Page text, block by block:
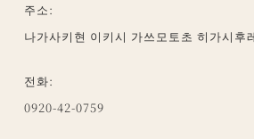
주소:
나가사키현 이키시 가쓰모토초 히가시후
전화:
0920-42-0759